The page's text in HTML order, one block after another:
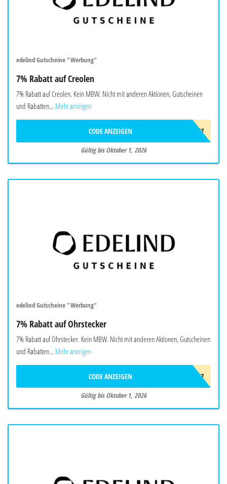
edelind Gutscheine "Werbung"
7% Rabatt auf Creolen
7% Rabatt auf Creolen. Kein MBW. Nicht mit anderen Aktionen, Gutscheinen
und Rabatten... Mehr anzeigen
CREOLEN7
CODE ANZEIGEN
Gültig bis Oktober 1, 2026
edelind Gutscheine "Werbung"
7% Rabatt auf Ohrstecker
7% Rabatt auf Ohrstecker. Kein MBW. Nicht mit anderen Aktionen, Gutscheinen
und Rabatten... Mehr anzeigen
OHR7
CODE ANZEIGEN
Gültig bis Oktober 1, 2026